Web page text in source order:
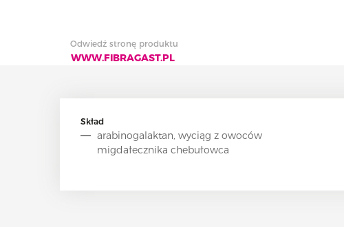
Odwiedź stronę produktu
WWW.FIBRAGAST.PL
Skład
arabinogalaktan, wyciąg z owoców
migdałecznika chebułowca